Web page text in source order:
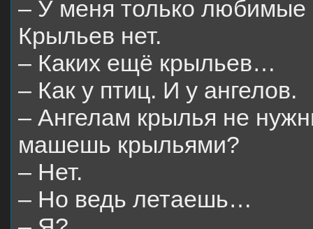
– У меня только
Крыльев нет.
– Каких ещё крыльев…
– Как у птиц. И у ангелов.
– Ангелам крылья не
машешь крыльями?
– Нет.
– Но ведь летаешь…